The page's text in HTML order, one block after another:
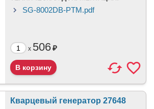
SG-8002DB-PTM.pdf
x 506₽
Кварцевый генератор 27648